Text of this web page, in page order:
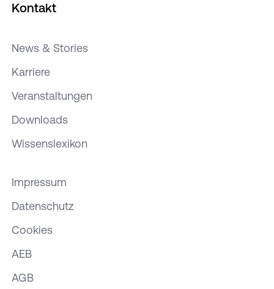
Kontakt
News & Stories
Karriere
Veranstaltungen
Downloads
Wissenslexikon
Impressum
Datenschutz
Cookies
AEB
AGB